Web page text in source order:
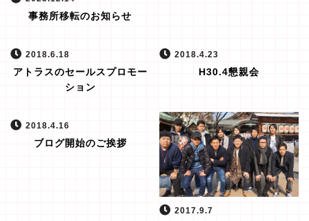
事務所移転のお知らせ
2018.6.18
アトラスのセールスプロモー
ション
2018.4.23
H30.4懇親会
2018.4.16
ブログ開始のご挨拶
2017.9.7